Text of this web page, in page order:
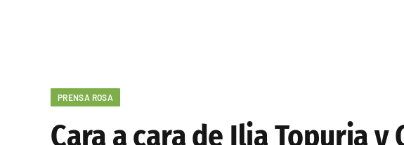
PRENSA ROSA
Cara a cara de Ilia Topuria